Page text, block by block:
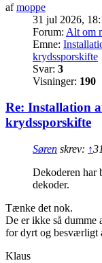
afmoppe
31 jul 2026,
Forum: Alt om
Emne:
krydssporskifte
Svar: 3
Visninger: 190
Re: Installation
krydssporskifte
Søren skrev: ↑
Dekoderen har
dekoder.
Tænke det nok.
De er ikke så dumme
for dyrt og besværligt
Klaus